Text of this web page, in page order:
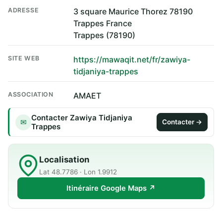
ADRESSE
3 square Maurice Thorez 78190
Trappes France
Trappes (78190)
SITE WEB
https://mawaqit.net/fr/zawiya-
tidjaniya-trappes
ASSOCIATION AMAET
✉ Contacter Zawiya Tidjaniya
Trappes
Contacter →
Localisation
Lat 48.7786 · Lon 1.9912
Itinéraire Google Maps ↗